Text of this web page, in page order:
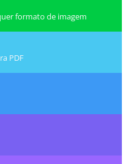
formato de imagem
PDF